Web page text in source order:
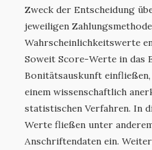
Zweck der Entscheidung
jeweiligen
Wahrscheinlichkeitswerte
Soweit Score-Werte in das
Bonitätsauskunft
einem wissenschaftlich
statistischen Verfahren. In
Werte fließen unter
Anschriftendaten ein.